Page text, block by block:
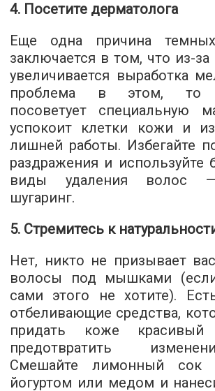
4. Посетите дерматолога
Еще одна причина
заключается в том, что из-
увеличивается выработка
проблема в этом, то
посоветует специальную
успокоит клетки кожи и
лишней работы. Избегайте
раздражения и используйте
виды удаления волос
шугаринг.
5. Стремитесь к
Нет, никто не призывает
волосы под мышками
сами этого не хотите).
отбеливающие средства,
придать коже
предотвратить
Смешайте лимонный сок
йогуртом или медом и